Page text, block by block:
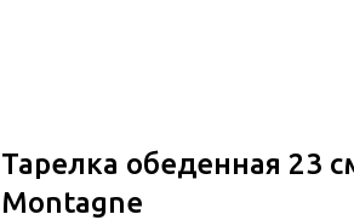
Тарелка обеденная 23
Montagne